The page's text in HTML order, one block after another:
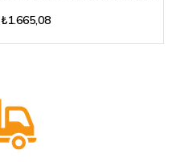
₺1.665,08